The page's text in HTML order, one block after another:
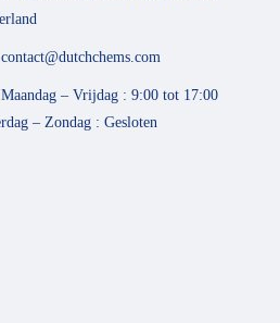
contact@dutchchems.com
Maandag – Vrijdag : 9:00 tot 17:00
– Zondag : Gesloten